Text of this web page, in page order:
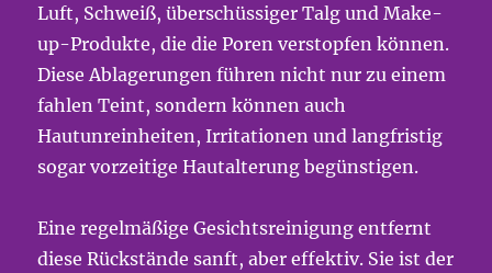
Luft, Schweiß, überschüssiger Talg und Make-
up-Produkte, die die Poren verstopfen können.
Diese Ablagerungen führen nicht nur zu einem
fahlen Teint, sondern können auch
Hautunreinheiten, Irritationen und langfristig
sogar vorzeitige Hautalterung begünstigen.
Eine regelmäßige Gesichtsreinigung entfernt
diese Rückstände sanft, aber effektiv. Sie ist der